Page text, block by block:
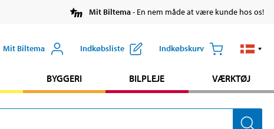
Mit Biltema- En nem måde at være kunde hos os!
Mit Biltema Indkøbsliste Indkøbskurv
BYGGERI BILPLEJE VÆRKTØJ